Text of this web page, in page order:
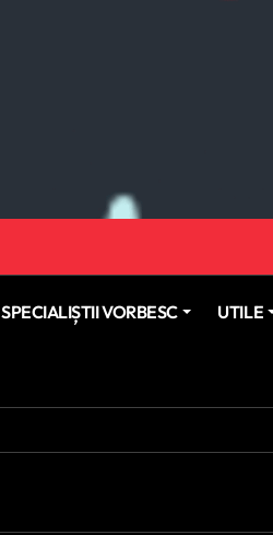
SPECIALIȘTII VORBESC UTILE